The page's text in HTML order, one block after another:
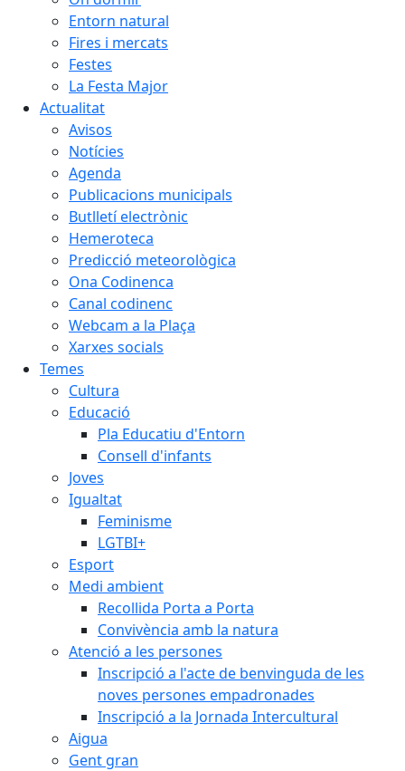
Entorn natural
Fires i mercats
Festes
La Festa Major
Actualitat
Avisos
Notícies
Agenda
Publicacions municipals
Butlletí electrònic
Hemeroteca
Predicció meteorològica
Ona Codinenca
Canal codinenc
Webcam a la Plaça
Xarxes socials
Temes
Cultura
Educació
Pla Educatiu d'Entorn
Consell d'infants
Joves
Igualtat
Feminisme
LGTBI+
Esport
Medi ambient
Recollida Porta a Porta
Convivència amb la natura
Atenció a les persones
Inscripció a l'acte de benvinguda de les
noves persones empadronades
Inscripció a la Jornada Intercultural
Aigua
Gent gran